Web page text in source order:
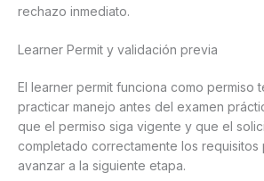
rechazo inmediato.
Learner Permit y validación previa
El learner permit funciona como permiso
practicar manejo antes del examen
que el permiso siga vigente y que el
completado correctamente los requisitos
avanzar a la siguiente etapa.